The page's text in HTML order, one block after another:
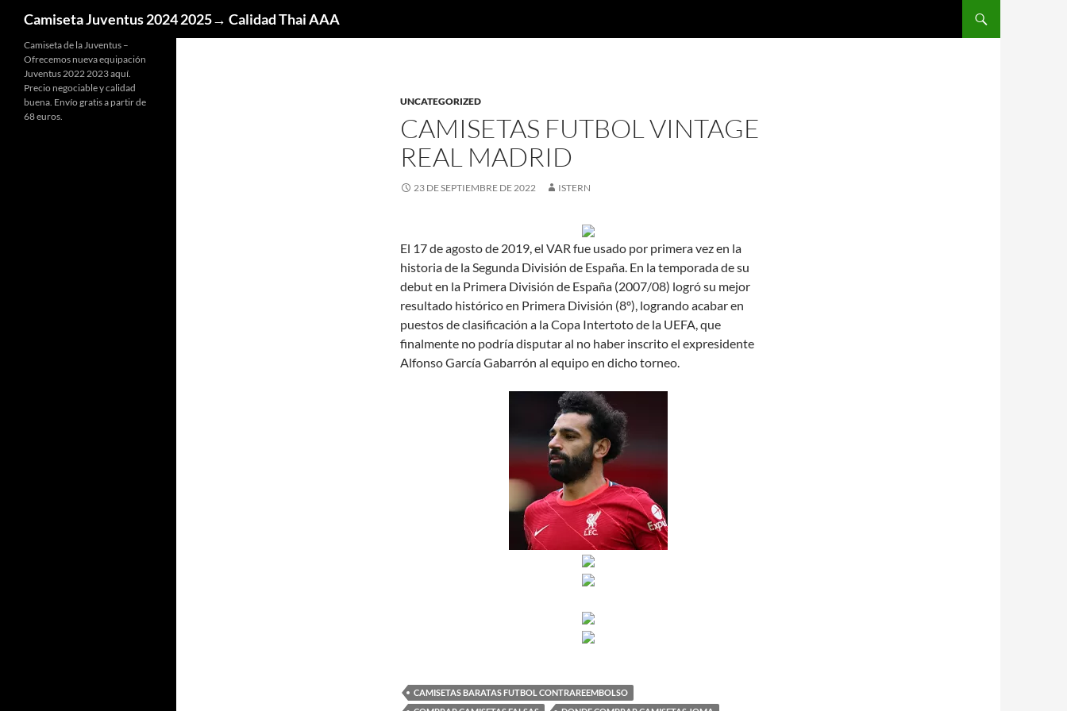
Camiseta Juventus 2024 2025→ Calidad Thai AAA
UNCATEGORIZED
CAMISETAS FUTBOL VINTAGE
REAL MADRID
23 DE SEPTIEMBRE DE 2022 ISTERN
El 17 de agosto de 2019, el VAR fue usado por primera vez en la
historia de la Segunda División de España. En la temporada de su
debut en la Primera División de España (2007/08) logró su mejor
resultado histórico en Primera División (8º), logrando acabar en
puestos de clasificación a la Copa Intertoto de la UEFA, que
finalmente no podría disputar al no haber inscrito el expresidente
Alfonso García Gabarrón al equipo en dicho torneo.
CAMISETAS BARATAS FUTBOL CONTRAREEMBOLSO
Camiseta de la Juventus –
Ofrecemos nueva equipación
Juventus 2022 2023 aquí.
Precio negociable y calidad
buena. Envío gratis a partir de
68 euros.